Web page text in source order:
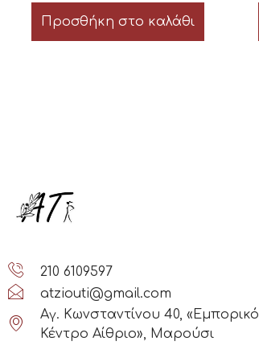
Προσθήκη στο καλάθι
210 6109597
atziouti@gmail.com
Αγ. Κωνσταντίνου 40, «Εμπορικό
Κέντρο Αίθριο», Μαρούσι